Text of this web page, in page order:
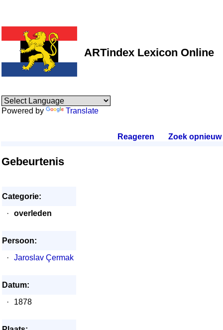
ARTindex Lexicon Online
Powered by Translate
Reageren Zoek opnieuw.
Gebeurtenis
Categorie:
·
overleden
Persoon:
·
Jaroslav Çermak
Datum:
·
1878